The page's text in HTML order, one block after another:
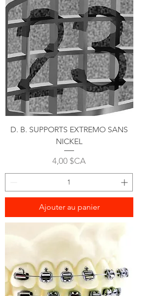
D. B. SUPPORTS EXTREMO SANS
NICKEL
Prix
4,00 $CA
Ajouter au panier